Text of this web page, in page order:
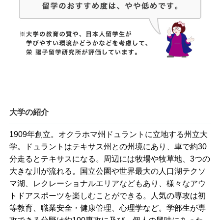
大学の紹介
1909年創立。オクラホマ州ドュラントに立地する州立大
学。ドュラントはテキサス州との州境にあり、車で約30
分走るとテキサスになる。周辺には牧場や牧草地、3つの
大きな川が流れる。国立公園や世界最大の人口湖テクソ
マ湖、レクレーショナルエリアなどもあり、様々なアウ
トドアスポーツを楽しむことができる。人気の専攻は初
等教育、職業安全・健康管理、心理学など。学部生が専